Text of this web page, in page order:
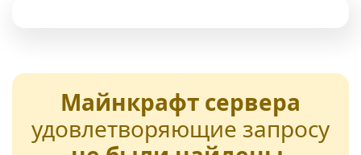
Майнкрафт сервера
удовлетворяющие запросу